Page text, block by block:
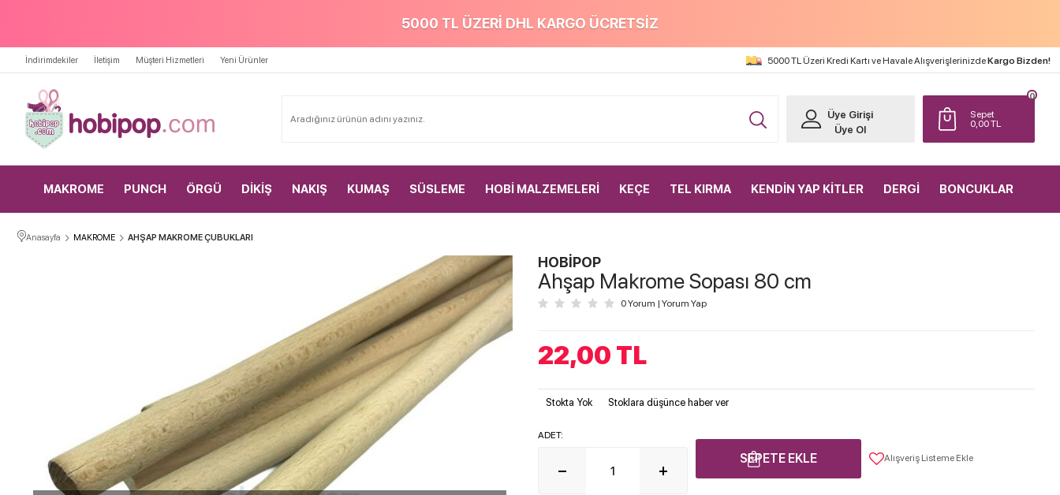
5000 TL ÜZERİ DHL KARGO ÜCRETSİZ
İndirimdekiler İletişim Müşteri Hizmetleri Yeni Ürünler 5000 TL Üzeri Kredi Kartı ve Havale AlışverişlerinizdeKargo Bizden!
Sepet
0,00TL
0
Üye Girişi
Üye Ol
MAKROME PUNCH ÖRGÜ DİKİŞ NAKIŞ KUMAŞ SÜSLEME HOBİ MALZEMELERİ KEÇE TEL KIRMA KENDİN YAP KİTLER DERGİ BONCUKLAR
Anasayfa MAKROME AHŞAP MAKROME ÇUBUKLARI
HOBİPOP
Ahşap Makrome Sopası 80 cm
0 Yorum | Yorum Yap
22,00 TL
Stokta Yok Stoklara düşünce haber ver
ADET:
SEPETE EKLE Alışveriş Listeme Ekle